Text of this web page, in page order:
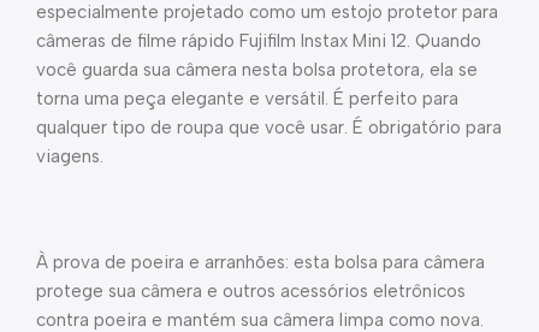
especialmente projetado como um estojo protetor para
câmeras de filme rápido Fujifilm Instax Mini 12. Quando
você guarda sua câmera nesta bolsa protetora, ela se
torna uma peça elegante e versátil. É perfeito para
qualquer tipo de roupa que você usar. É obrigatório para
viagens.
À prova de poeira e arranhões: esta bolsa para câmera
protege sua câmera e outros acessórios eletrônicos
contra poeira e mantém sua câmera limpa como nova.